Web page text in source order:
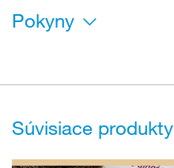
Pokyny
Súvisiace produkty